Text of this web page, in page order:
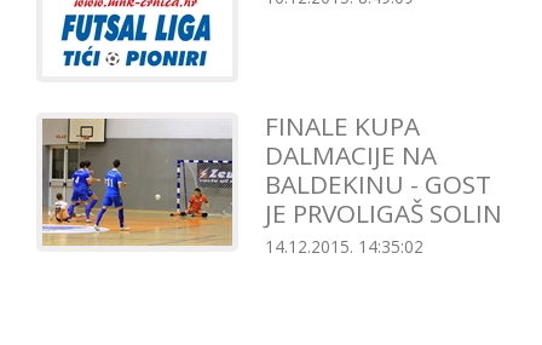
FINALE KUPA
DALMACIJE NA
BALDEKINU - GOST
JE PRVOLIGAŠ SOLIN
14.12.2015. 14:35:02